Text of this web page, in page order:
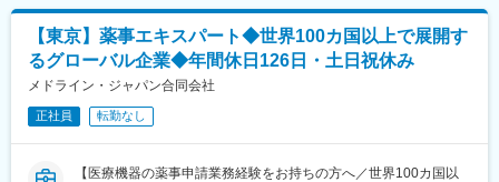
＜仕事内容＞
・お客様：大学病院や地域の病院にある病院の整形外科
・提案商材：骨折を治療するための骨接合材料や人工関節、脊椎
固定器具
・営業スタイル：商品カタログやデモ製品を持参し、ドクターへ
商品の説明。訪問を重ね、ドクターと信頼関係を築き、治療にお
ける課題解決をお任せします
※製品の取扱い説明や使い方フォローをするために、実際の手術に
立ち会うこともあります
ができる点が強みです。
・医療用手袋などの消費財
◎新規と既存の割合：新規メイン（既存顧客は先輩から引継ぎ）
※学会参加後の問い合わせ経由でドクターとのアポイントを取得し
ます。
※飛び込みやテレアポもありますが、どこを狙うか戦略を立てて開
拓するので7割くらいはドクターに会えています。
【東京】薬事エキスパート◆世界100カ国以上で展開す
るグローバル企業◆年間休日126日・土日祝休み
メドライン・ジャパン合同会社
正社員 転勤なし
【医療機器の薬事申請業務経験をお持ちの方へ／世界100カ国以